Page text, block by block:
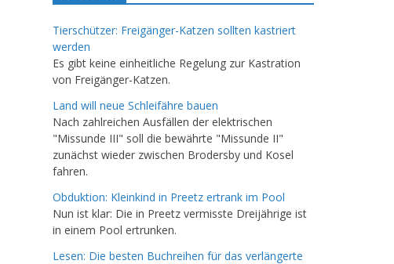
Tierschützer: Freigänger-Katzen sollten kastriert
werden
Es gibt keine einheitliche Regelung zur Kastration
von Freigänger-Katzen.
Land will neue Schleifähre bauen
Nach zahlreichen Ausfällen der elektrischen
"Missunde III" soll die bewährte "Missunde II"
zunächst wieder zwischen Brodersby und Kosel
fahren.
Obduktion: Kleinkind in Preetz ertrank im Pool
Nun ist klar: Die in Preetz vermisste Dreijährige ist
in einem Pool ertrunken.
Lesen: Die besten Buchreihen für das verlängerte